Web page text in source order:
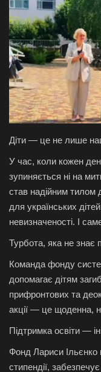
Політика
Економіка
Технології
Спорт
Авто
Відео
Мова
Діти — це не лише
У час, коли кожен
зупиняється ні на
став надійним
для українських
невизначеності. І
Турбота, яка не знає
Команда фонду
допомагає дітям
прифронтових та
акції — це щоденна,
Підтримка освіти —
Фонд Лариси Ільєнко
стипендії,